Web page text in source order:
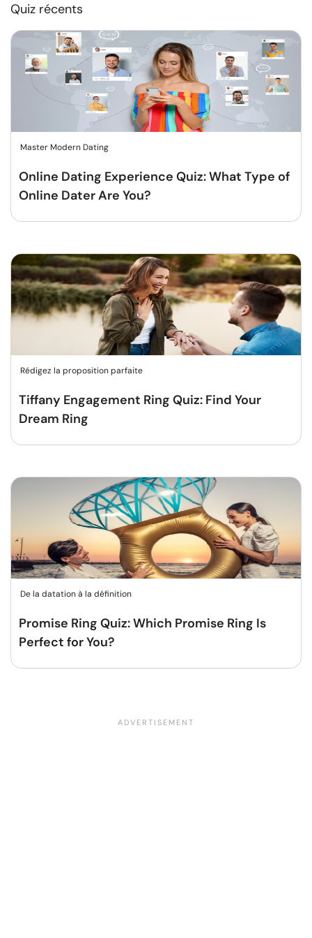
Quiz récents
Master Modern Dating
Online Dating Experience Quiz: What Type of
Online Dater Are You?
Rédigez la proposition parfaite
Tiffany Engagement Ring Quiz: Find Your
Dream Ring
De la datation à la définition
Promise Ring Quiz: Which Promise Ring Is
Perfect for You?